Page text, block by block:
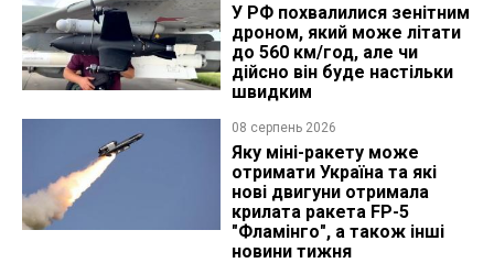
У РФ похвалилися зенітним
дроном, який може літати
до 560 км/год, але чи
дійсно він буде настільки
швидким
08 серпень 2026
Яку міні-ракету може
отримати Україна та які
нові двигуни отримала
крилата ракета FP-5
"Фламінго", а також інші
новини тижня